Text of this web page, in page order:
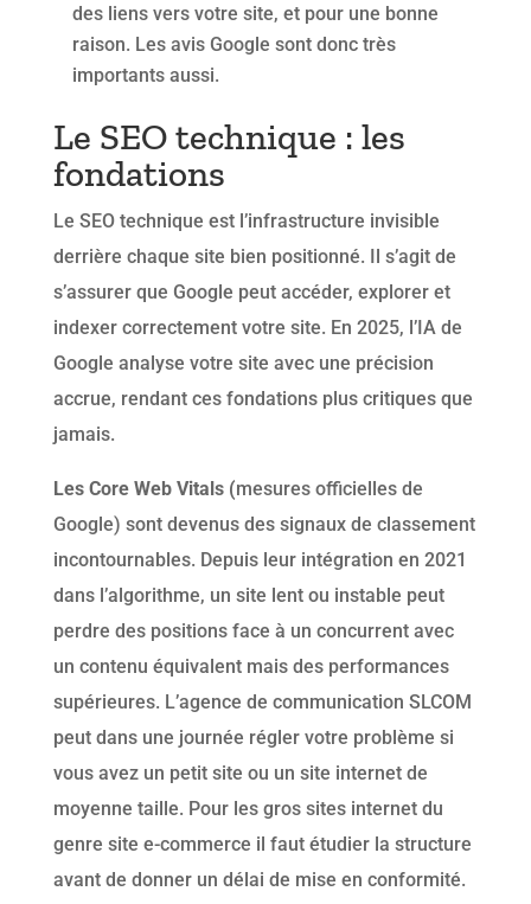
des liens vers votre site, et pour une bonne
raison. Les avis Google sont donc très
importants aussi.
Le SEO technique : les
fondations
Le SEO technique est l’infrastructure invisible
derrière chaque site bien positionné. Il s’agit de
s’assurer que Google peut accéder, explorer et
indexer correctement votre site. En 2025, l’IA de
Google analyse votre site avec une précision
accrue, rendant ces fondations plus critiques que
jamais.
Les Core Web Vitals (mesures officielles de
Google) sont devenus des signaux de classement
incontournables. Depuis leur intégration en 2021
dans l’algorithme, un site lent ou instable peut
perdre des positions face à un concurrent avec
un contenu équivalent mais des performances
supérieures. L’agence de communication SLCOM
peut dans une journée régler votre problème si
vous avez un petit site ou un site internet de
moyenne taille. Pour les gros sites internet du
genre site e-commerce il faut étudier la structure
avant de donner un délai de mise en conformité.